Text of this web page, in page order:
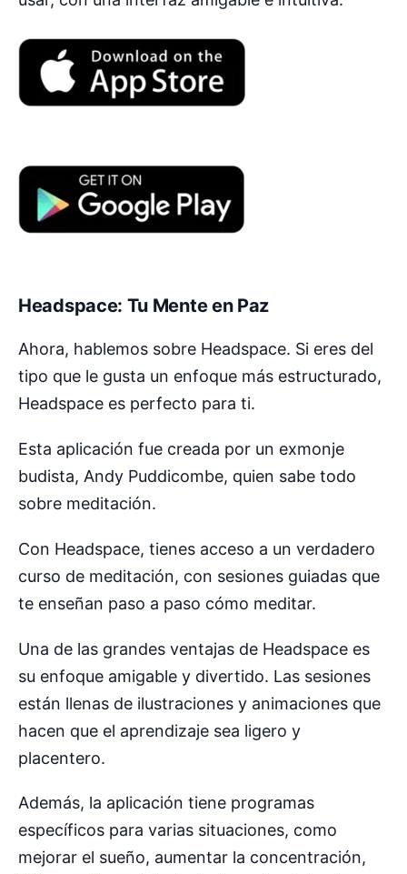
Headspace: Tu Mente en Paz
Ahora, hablemos sobre Headspace. Si eres del
tipo que le gusta un enfoque más estructurado,
Headspace es perfecto para ti.
Esta aplicación fue creada por un exmonje
budista, Andy Puddicombe, quien sabe todo
sobre meditación.
Con Headspace, tienes acceso a un verdadero
curso de meditación, con sesiones guiadas que
te enseñan paso a paso cómo meditar.
Una de las grandes ventajas de Headspace es
su enfoque amigable y divertido. Las sesiones
están llenas de ilustraciones y animaciones que
hacen que el aprendizaje sea ligero y
placentero.
Además, la aplicación tiene programas
específicos para varias situaciones, como
mejorar el sueño, aumentar la concentración,